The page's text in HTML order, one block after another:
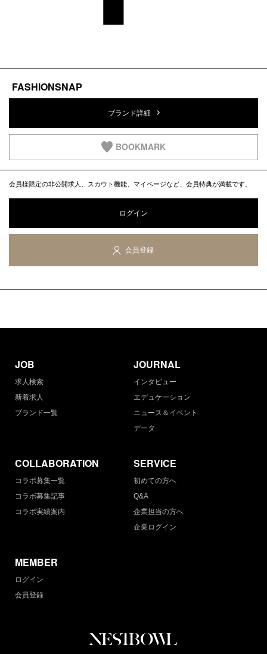
FASHIONSNAP
ブランド詳細
BOOKMARK
会員様限定の非公開求人、スカウト機能、マイページなど、会員特典が満載です。
ログイン
会員登録
JOB
求人検索
新着求人
ブランド一覧
JOURNAL
インタビュー
エデュケーション
ニュース＆イベント
データ
COLLABORATION
コラボ募集一覧
コラボ募集記事
コラボ実績案内
SERVICE
初めての方へ
Q&A
企業担当の方へ
企業ログイン
MEMBER
ログイン
会員登録